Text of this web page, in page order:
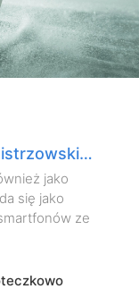
jako
się jako
ze